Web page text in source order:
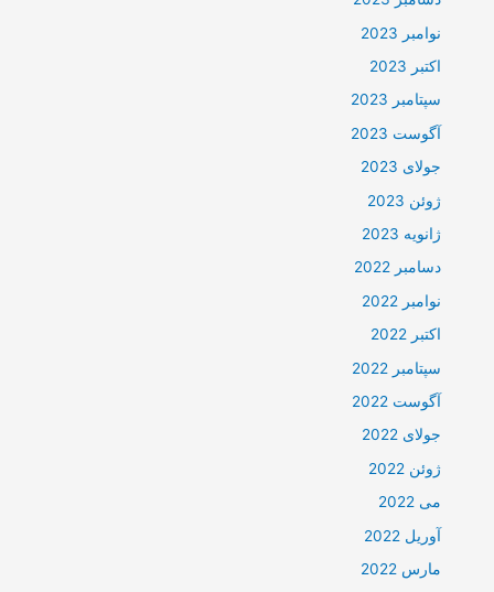
نوامبر 2023
اکتبر 2023
سپتامبر 2023
آگوست 2023
جولای 2023
ژوئن 2023
ژانویه 2023
دسامبر 2022
نوامبر 2022
اکتبر 2022
سپتامبر 2022
آگوست 2022
جولای 2022
ژوئن 2022
می 2022
آوریل 2022
مارس 2022